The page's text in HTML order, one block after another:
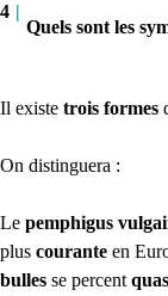
4 |
Quels sont les
Il existe trois formes
On distinguera :
Le pemphigus
plus courante en
bulles se percent